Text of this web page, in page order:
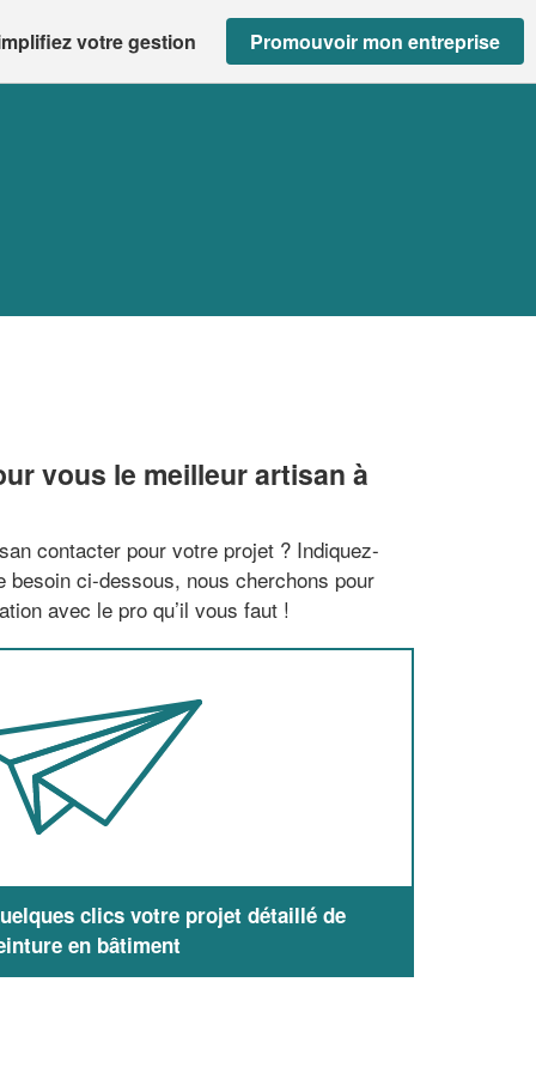
votre gestion Promouvoir mon entreprise
vous le meilleur artisan à
contacter pour votre projet ? Indiquez-
besoin ci-dessous, nous cherchons pour
avec le pro qu’il vous faut !
clics votre projet détaillé de
en bâtiment